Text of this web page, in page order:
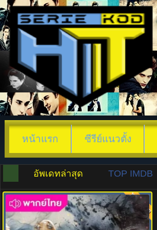
หน้าแรก ซีรีย์แนวตั้ง
อัพเดทล่าสุด TOP IMDB
8.0 พากย์ไทย